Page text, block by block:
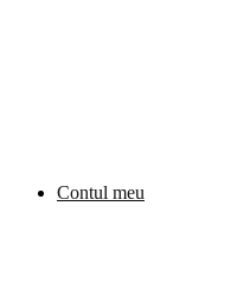
Contul meu